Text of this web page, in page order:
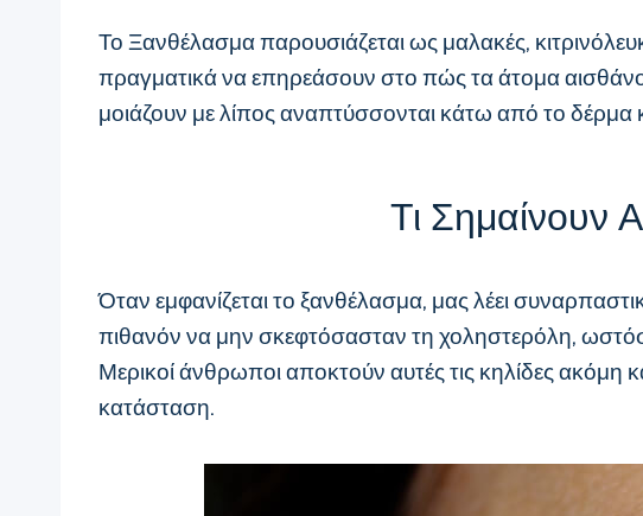
Το Ξανθέλασμα παρουσιάζεται ως μαλακές,
πραγματικά να επηρεάσουν στο πώς τα άτομα
μοιάζουν με λίπος αναπτύσσονται κάτω από το
Τι Σημαίνουν
Όταν εμφανίζεται το ξανθέλασμα, μας λέει
πιθανόν να μην σκεφτόσασταν τη χοληστερόλη,
Μερικοί άνθρωποι αποκτούν αυτές τις κηλίδες ακόμη
κατάσταση.